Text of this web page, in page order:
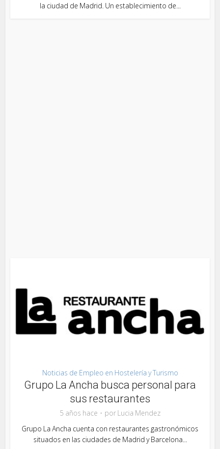
la ciudad de Madrid. Un establecimiento de...
Noticias de Empleo en Hostelería y Turismo
Grupo La Ancha busca personal para
sus restaurantes
5 años hace por Lucia Mendez
Grupo La Ancha cuenta con restaurantes gastronómicos
situados en las ciudades de Madrid y Barcelona...